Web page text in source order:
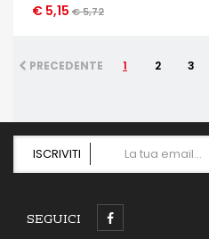
€ 5,15 € 5,72
OCCHIATA VELOCE
PRECEDENTE 1 2 3
ISCRIVITI
SEGUICI